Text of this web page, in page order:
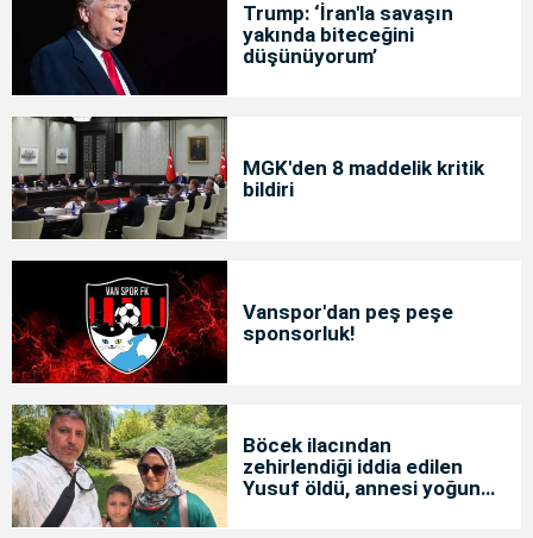
Trump: ‘İran'la savaşın
yakında biteceğini
düşünüyorum’
MGK'den 8 maddelik kritik
bildiri
Vanspor'dan peş peşe
sponsorluk!
Böcek ilacından
zehirlendiği iddia edilen
Yusuf öldü, annesi yoğun